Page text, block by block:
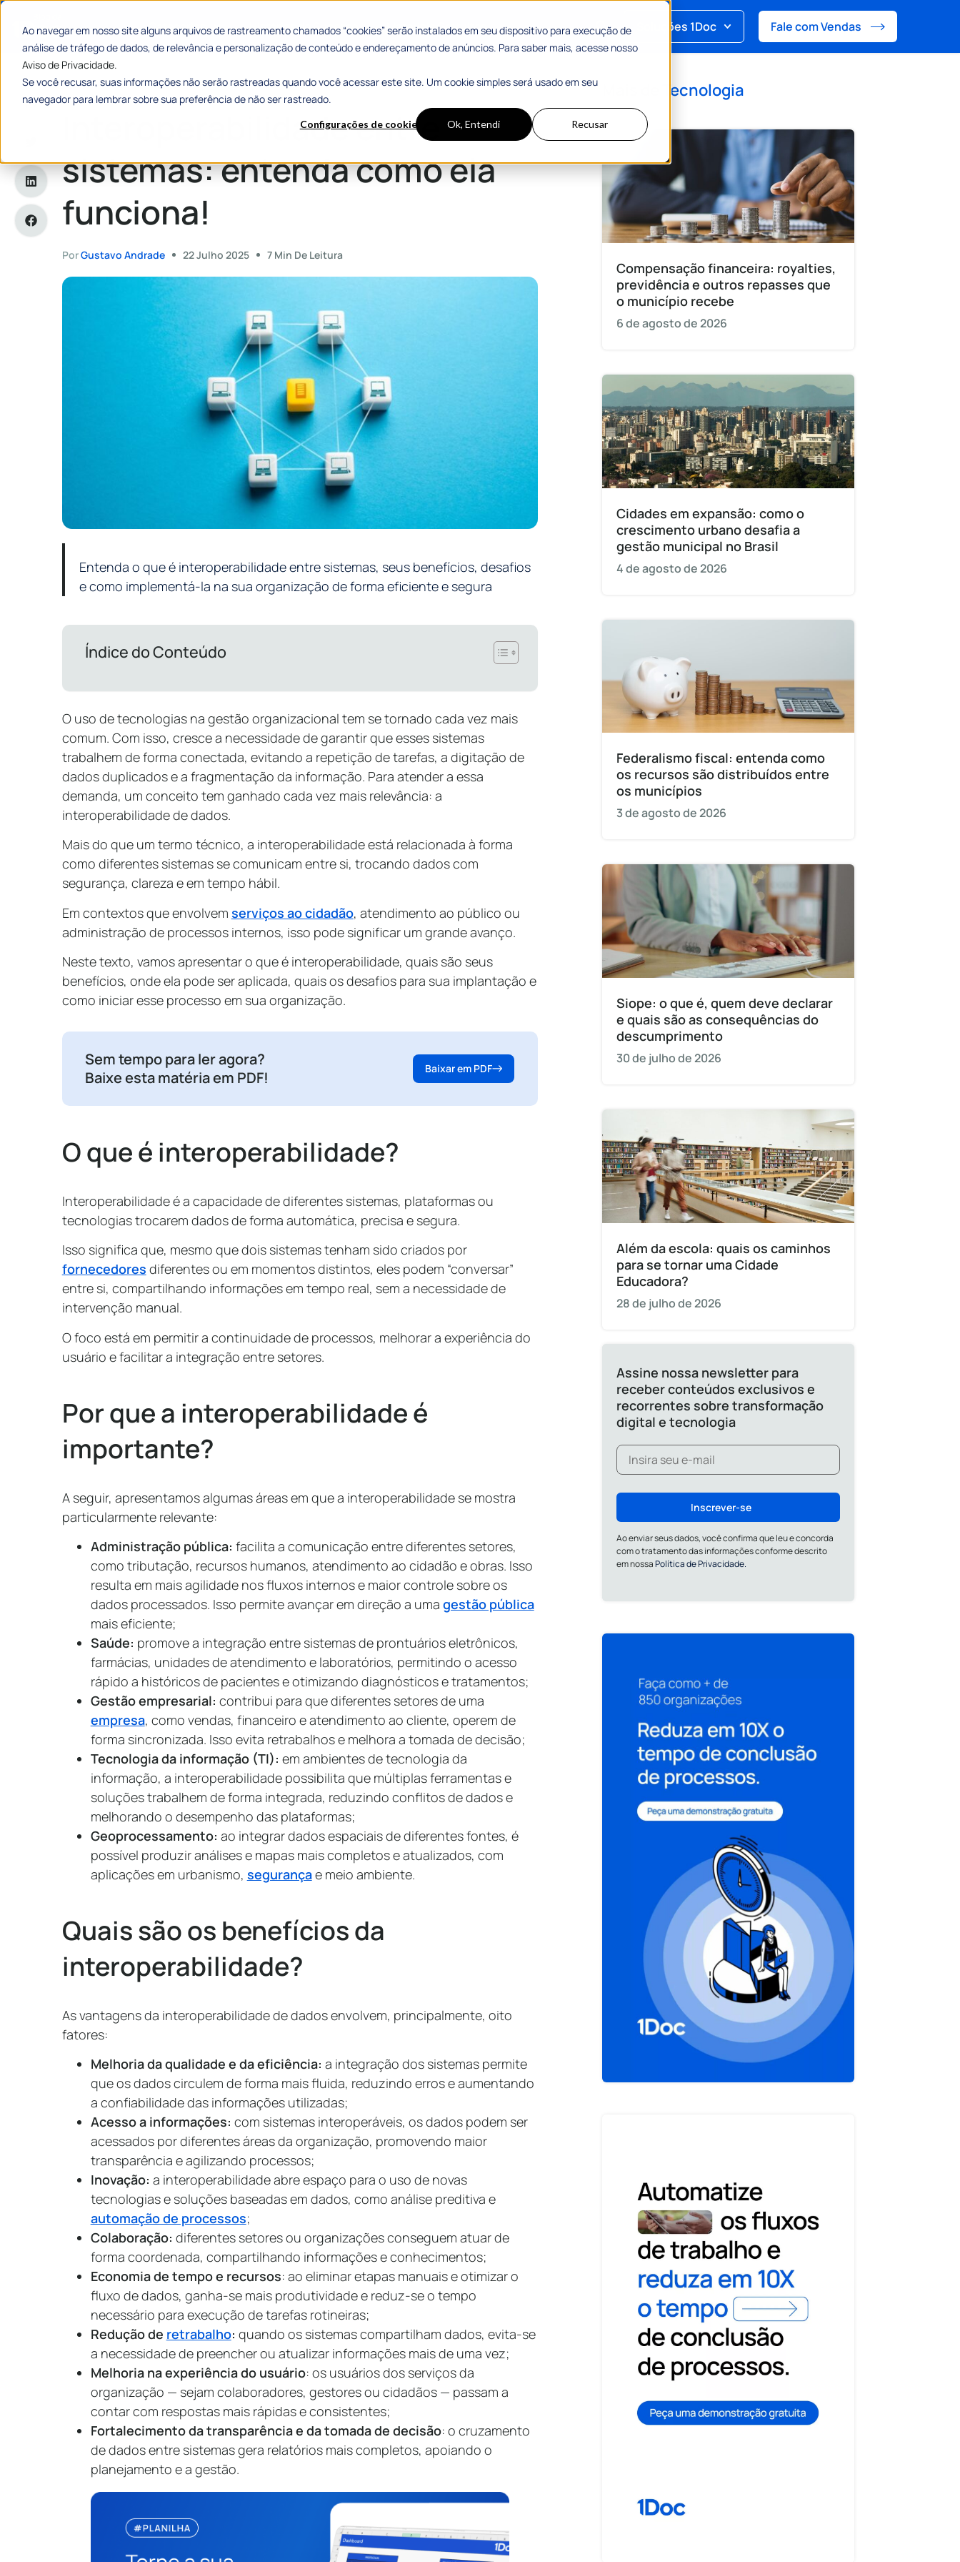
Ao navegar em nosso site alguns arquivos de rastreamento chamados “cookies” serão instalados em seu dispositivo para execução de
análise de tráfego de dados, de relevância e personalização de conteúdo e endereçamento de anúncios. Para saber mais, acesse nosso
Aviso de Privacidade.
Se você recusar, suas informações não serão rastreadas quando você acessar este site. Um cookie simples será usado em seu
navegador para lembrar sobre sua preferência de não ser rastreado.
Configurações de cookies Ok, Entendi Recusar
Categorias Histórias de Sucesso Materiais Gratuitos Soluções 1Doc Fale com Vendas
Home»Interoperabilidade entre sistemas: entenda como ela funciona!
Interoperabilidade entre
sistemas: entenda como ela
funciona!
PorGustavo Andrade 22 Julho 2025 7 Min De Leitura
Entenda o que é interoperabilidade entre sistemas, seus benefícios, desafios
e como implementá-la na sua organização de forma eficiente e segura
Índice do Conteúdo
O uso de tecnologias na gestão organizacional tem se tornado cada vez mais
comum. Com isso, cresce a necessidade de garantir que esses sistemas
trabalhem de forma conectada, evitando a repetição de tarefas, a digitação de
dados duplicados e a fragmentação da informação. Para atender a essa
demanda, um conceito tem ganhado cada vez mais relevância: a
interoperabilidade de dados.
Mais do que um termo técnico, a interoperabilidade está relacionada à forma
como diferentes sistemas se comunicam entre si, trocando dados com
segurança, clareza e em tempo hábil.
Em contextos que envolvem serviços ao cidadão, atendimento ao público ou
administração de processos internos, isso pode significar um grande avanço.
Neste texto, vamos apresentar o que é interoperabilidade, quais são seus
benefícios, onde ela pode ser aplicada, quais os desafios para sua implantação e
como iniciar esse processo em sua organização.
Sem tempo para ler agora?
Baixe esta matéria em PDF!
Baixar em PDF
O que é interoperabilidade?
Interoperabilidade é a capacidade de diferentes sistemas, plataformas ou
tecnologias trocarem dados de forma automática, precisa e segura.
Isso significa que, mesmo que dois sistemas tenham sido criados por
fornecedores diferentes ou em momentos distintos, eles podem “conversar”
entre si, compartilhando informações em tempo real, sem a necessidade de
intervenção manual.
O foco está em permitir a continuidade de processos, melhorar a experiência do
usuário e facilitar a integração entre setores.
Por que a interoperabilidade é
importante?
A seguir, apresentamos algumas áreas em que a interoperabilidade se mostra
particularmente relevante:
Administração pública: facilita a comunicação entre diferentes setores,
como tributação, recursos humanos, atendimento ao cidadão e obras. Isso
resulta em mais agilidade nos fluxos internos e maior controle sobre os
dados processados. Isso permite avançar em direção a uma gestão pública
mais eficiente;
Saúde: promove a integração entre sistemas de prontuários eletrônicos,
farmácias, unidades de atendimento e laboratórios, permitindo o acesso
rápido a históricos de pacientes e otimizando diagnósticos e tratamentos;
Gestão empresarial: contribui para que diferentes setores de uma
empresa, como vendas, financeiro e atendimento ao cliente, operem de
forma sincronizada. Isso evita retrabalhos e melhora a tomada de decisão;
Tecnologia da informação (TI): em ambientes de tecnologia da
informação, a interoperabilidade possibilita que múltiplas ferramentas e
soluções trabalhem de forma integrada, reduzindo conflitos de dados e
melhorando o desempenho das plataformas;
Geoprocessamento: ao integrar dados espaciais de diferentes fontes, é
possível produzir análises e mapas mais completos e atualizados, com
aplicações em urbanismo, segurançae meio ambiente.
Quais são os benefícios da
interoperabilidade?
As vantagens da interoperabilidade de dados envolvem, principalmente, oito
fatores:
Melhoria da qualidade e da eficiência: a integração dos sistemas permite
que os dados circulem de forma mais fluida, reduzindo erros e aumentando
a confiabilidade das informações utilizadas;
Acesso a informações: com sistemas interoperáveis, os dados podem ser
acessados por diferentes áreas da organização, promovendo maior
transparência e agilizando processos;
Inovação: a interoperabilidade abre espaço para o uso de novas
tecnologias e soluções baseadas em dados, como análise preditiva e
automação de processos;
Colaboração: diferentes setores ou organizações conseguem atuar de
forma coordenada, compartilhando informações e conhecimentos;
Economia de tempo e recursos: ao eliminar etapas manuais e otimizar o
fluxo de dados, ganha-se mais produtividade e reduz-se o tempo
necessário para execução de tarefas rotineiras;
Redução de retrabalho: quando os sistemas compartilham dados, evita-se
a necessidade de preencher ou atualizar informações mais de uma vez;
Melhoria na experiência do usuário: os usuários dos serviços da
organização — sejam colaboradores, gestores ou cidadãos — passam a
contar com respostas mais rápidas e consistentes;
Fortalecimento da transparência e da tomada de decisão: o cruzamento
de dados entre sistemas gera relatórios mais completos, apoiando o
planejamento e a gestão.
Tecnologia
Compensação financeira: royalties,
previdência e outros repasses que
o município recebe
6 de agosto de 2026
Cidades em expansão: como o
crescimento urbano desafia a
gestão municipal no Brasil
4 de agosto de 2026
Federalismo fiscal: entenda como
os recursos são distribuídos entre
os municípios
3 de agosto de 2026
Siope: o que é, quem deve declarar
e quais são as consequências do
descumprimento
30 de julho de 2026
Além da escola: quais os caminhos
para se tornar uma Cidade
Educadora?
28 de julho de 2026
Assine nossa newsletter para
receber conteúdos exclusivos e
recorrentes sobre transformação
digital e tecnologia
Inscrever-se
Ao enviar seus dados, você confirma que leu e concorda
com o tratamento das informações conforme descrito
em nossaPolítica de Privacidade.